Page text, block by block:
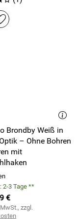
Brondby Weiß in
– Ohne Bohren
mit
2-3 Tage **
€
zzgl.